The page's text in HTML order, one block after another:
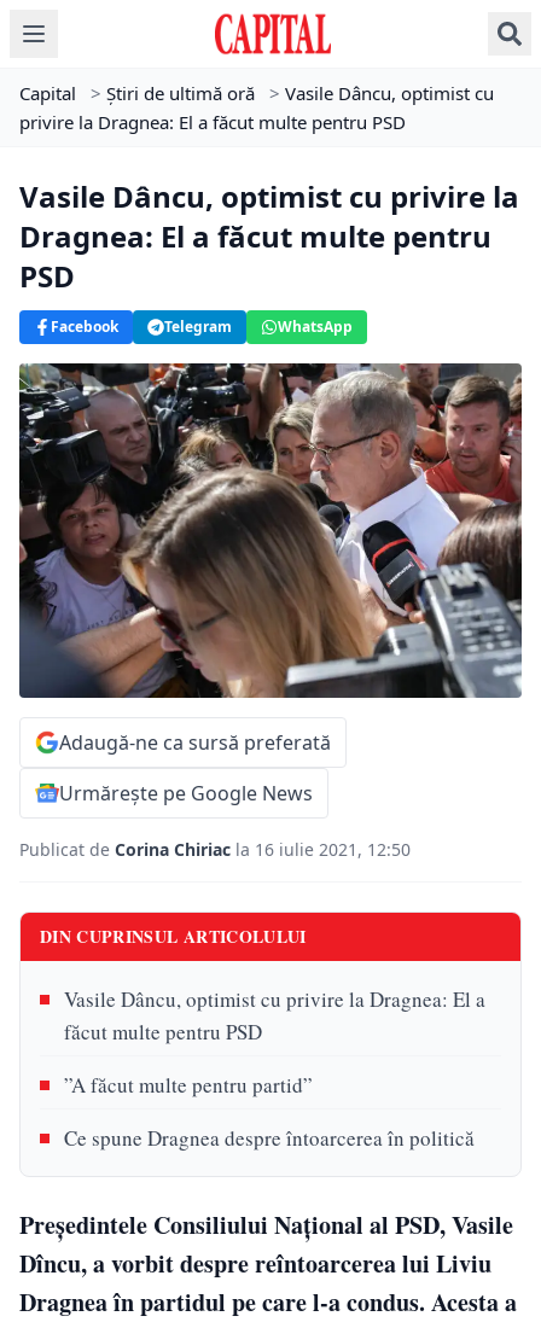
Capital > Știri de ultimă oră > Vasile Dâncu, optimist cu
privire la Dragnea: El a făcut multe pentru PSD
Vasile Dâncu, optimist cu privire la
Dragnea: El a făcut multe pentru
PSD
Facebook Telegram WhatsApp
Adaugă-ne ca sursă preferată
Urmărește pe Google News
Publicat de Corina Chiriac la 16 iulie 2021, 12:50
DIN CUPRINSUL ARTICOLULUI
Vasile Dâncu, optimist cu privire la Dragnea: El a
făcut multe pentru PSD
”A făcut multe pentru partid”
Ce spune Dragnea despre întoarcerea în politică
Preşedintele Consiliului Naţional al PSD, Vasile
Dîncu, a vorbit despre reîntoarcerea lui Liviu
Dragnea în partidul pe care l-a condus. Acesta a